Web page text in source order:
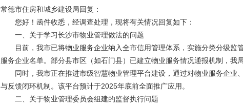
常德市住房和城乡建设局回复：
您好！函件收悉，经调查处理，现将有关情况回复如下：
一、关于学习长沙市物业管理做法的问题
目前，我市已将物业服务企业纳入全市信用管理体系，实施分类分级
服务企业名单。部分县市区（如石门县）已建立物业服务情况通报机制，我
同时，我市正在推进市级智慧物业管理平台建设，通过对物业服务企
与反馈闭环机制。该平台预计于2025年底前全面推广应用。
二、关于物业管理委员会组建的监督执行问题